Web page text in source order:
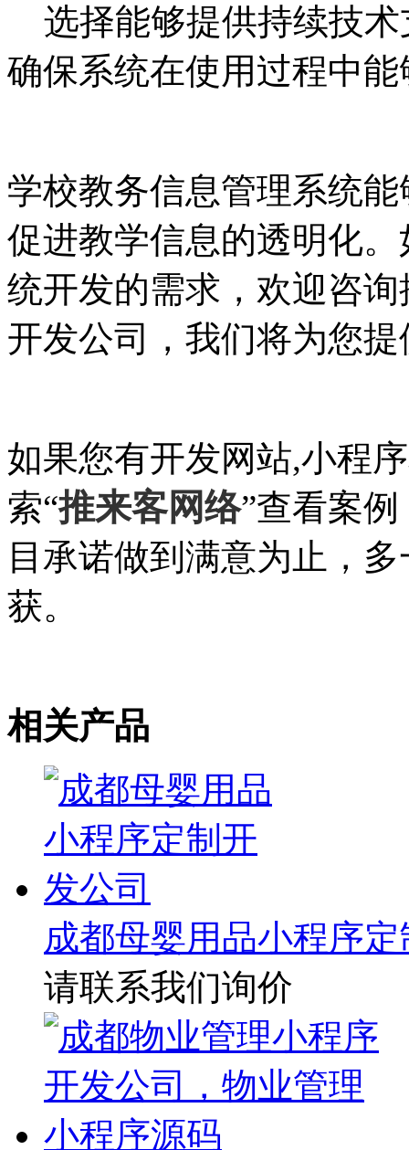
选择能够提供持续技术
确保系统在使用过程中
学校教务信息管理系统
促进教学信息的透明化
统开发的需求，欢迎咨
开发公司，我们将为您
如果您有开发网站,小程
索“推来客网络”查看案
目承诺做到满意为止，
获。
相关产品
成都母婴用品小程序
请联系我们询价